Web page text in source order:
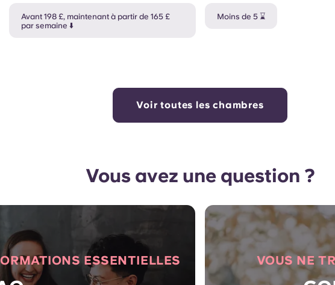
Avant 198 £, maintenant à partir de 165 £
par semaine ⬇️
Moins de 5 ⌛
Voir toutes les chambres
Vous avez une question ?
ESSENTIELLES VOUS NE